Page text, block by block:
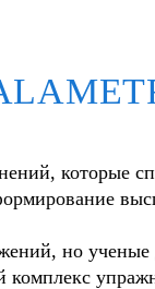
которые
но ученые